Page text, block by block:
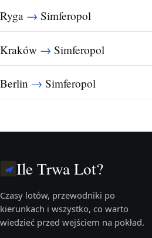
Ryga → Simferopol
Kraków → Simferopol
Berlin → Simferopol
Ile Trwa Lot?
Czasy lotów, przewodniki po
kierunkach i wszystko, co warto
wiedzieć przed wejściem na pokład.